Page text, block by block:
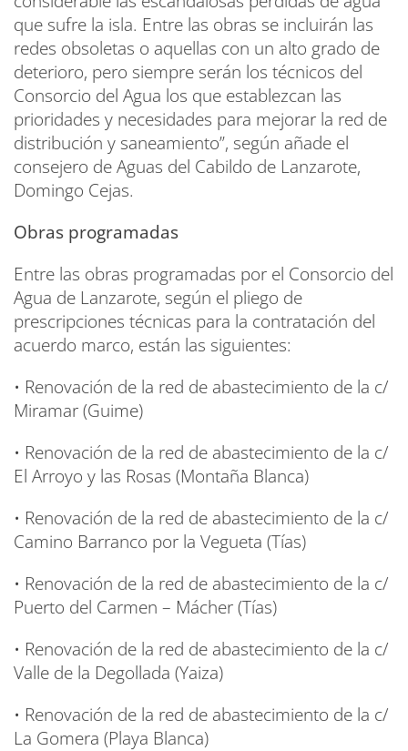
que sufre la isla. Entre las obras se incluirán las
redes obsoletas o aquellas con un alto grado de
deterioro, pero siempre serán los técnicos del
Consorcio del Agua los que establezcan las
prioridades y necesidades para mejorar la red de
distribución y saneamiento”, según añade el
consejero de Aguas del Cabildo de Lanzarote,
Domingo Cejas.
Obras programadas
Entre las obras programadas por el Consorcio del
Agua de Lanzarote, según el pliego de
prescripciones técnicas para la contratación del
acuerdo marco, están las siguientes:
• Renovación de la red de abastecimiento de la c/
Miramar (Guime)
• Renovación de la red de abastecimiento de la c/
El Arroyo y las Rosas (Montaña Blanca)
• Renovación de la red de abastecimiento de la c/
Camino Barranco por la Vegueta (Tías)
• Renovación de la red de abastecimiento de la c/
Puerto del Carmen – Mácher (Tías)
• Renovación de la red de abastecimiento de la c/
Valle de la Degollada (Yaiza)
• Renovación de la red de abastecimiento de la c/
La Gomera (Playa Blanca)